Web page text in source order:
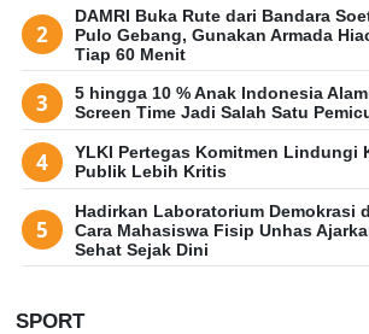
DAMRI Buka Rute dari Bandara
Pulo Gebang, Gunakan Armada
Tiap 60 Menit
5 hingga 10 % Anak Indonesia
Screen Time Jadi Salah Satu
YLKI Pertegas Komitmen Lindungi
Publik Lebih Kritis
Hadirkan Laboratorium Demokrasi
Cara Mahasiswa Fisip Unhas
Sehat Sejak Dini
SPORT